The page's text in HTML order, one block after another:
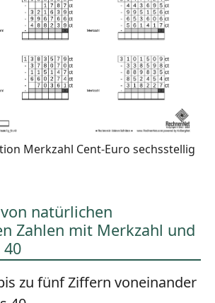
Merkzahl Cent-Euro sechsstellig
natürlichen
Zahlen mit Merkzahl und
zu fünf Ziffern voneinander